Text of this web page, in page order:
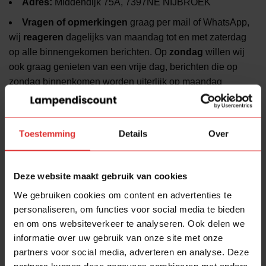
Toestemming Details Over
Deze website maakt gebruik van cookies
We gebruiken cookies om content en advertenties te
personaliseren, om functies voor social media te bieden
en om ons websiteverkeer te analyseren. Ook delen we
informatie over uw gebruik van onze site met onze
partners voor social media, adverteren en analyse. Deze
Vragen of opmerkingen graag per mail of WhatsApp,
wij reageren dagelijks van maandag tot en met zaterdag
op alle binnengekomen berichten. Op zondag willen wij
ook graag genieten van een vrije dag, berichten die op
zondag binnenkomen worden uiterlijk op maandag
beantwoord.
Aanvullende informatie
EAN 8712746161359
Merk Mexlite
Familie Upround